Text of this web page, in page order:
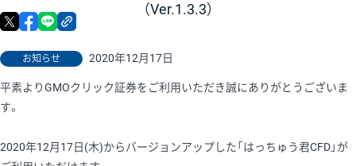
（Ver.1.3.3）
お知らせ 2020年12月17日
X facebook
平素よりGMOクリック証券をご利用いただき誠にありがとうございま
す。
2020年12月17日(木)からバージョンアップした「はっちゅう君CFD」が